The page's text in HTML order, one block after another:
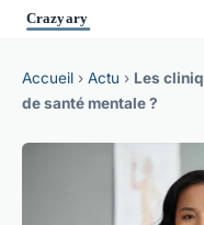
Accueil › Actu › Les
de santé mentale ?